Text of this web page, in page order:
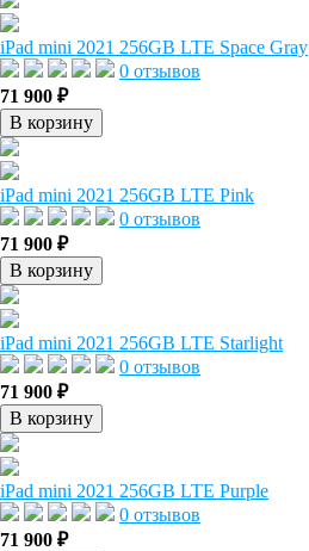
iPad mini 2021 256GB LTE Space Gray
0 отзывов
71 900 ₽
В корзину
iPad mini 2021 256GB LTE Pink
0 отзывов
71 900 ₽
В корзину
iPad mini 2021 256GB LTE Starlight
0 отзывов
71 900 ₽
В корзину
iPad mini 2021 256GB LTE Purple
0 отзывов
71 900 ₽